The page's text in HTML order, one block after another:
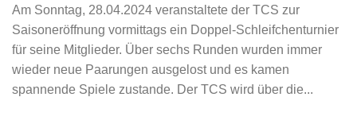
Am Sonntag, 28.04.2024 veranstaltete der TCS zur
Saisoneröffnung vormittags ein Doppel-Schleifchenturnier
für seine Mitglieder. Über sechs Runden wurden immer
wieder neue Paarungen ausgelost und es kamen
spannende Spiele zustande. Der TCS wird über die...